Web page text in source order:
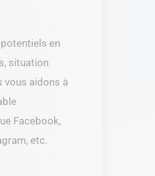
vos Options
en
situation
vous aidons à
Facebook,
etc.